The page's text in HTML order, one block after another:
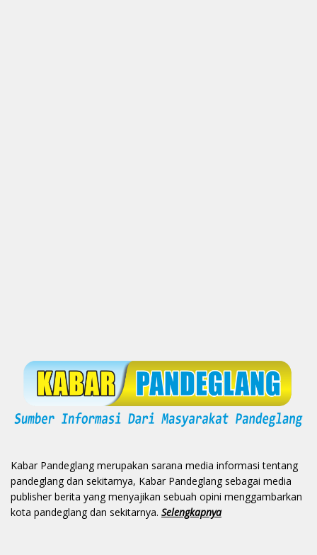
Kabar Pandeglang merupakan sarana media informasi tentang
pandeglang dan sekitarnya, Kabar Pandeglang sebagai media
publisher berita yang menyajikan sebuah opini menggambarkan
kota pandeglang dan sekitarnya. Selengkapnya